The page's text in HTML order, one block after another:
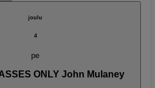
joulu
4
pe
ONLY John Mulaney